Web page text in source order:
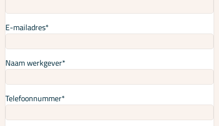
E-mailadres*
Naam werkgever*
Telefoonnummer*